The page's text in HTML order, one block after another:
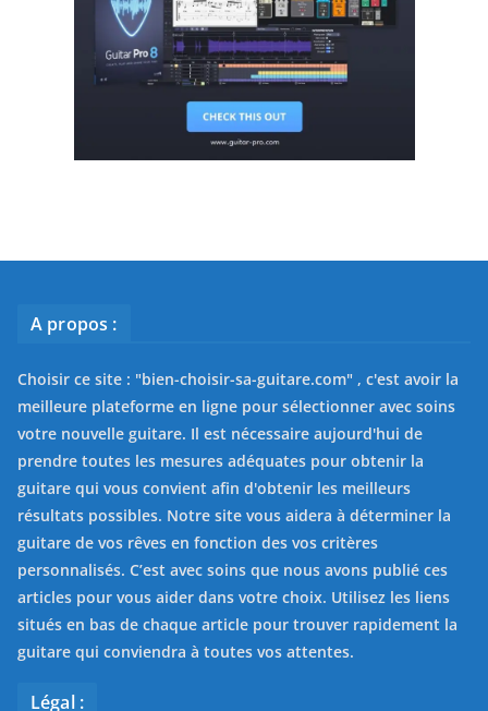
A propos :
Choisir ce site : "bien-choisir-sa-guitare.com" , c'est avoir la
meilleure plateforme en ligne pour sélectionner avec soins
votre nouvelle guitare. Il est nécessaire aujourd'hui de
prendre toutes les mesures adéquates pour obtenir la
guitare qui vous convient afin d'obtenir les meilleurs
résultats possibles. Notre site vous aidera à déterminer la
guitare de vos rêves en fonction des vos critères
personnalisés. C’est avec soins que nous avons publié ces
articles pour vous aider dans votre choix. Utilisez les liens
situés en bas de chaque article pour trouver rapidement la
guitare qui conviendra à toutes vos attentes.
Légal :